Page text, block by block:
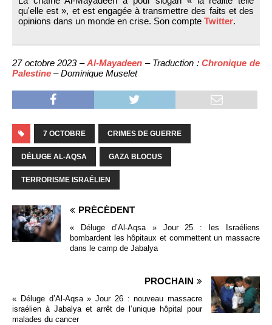
qu'elle est », et est engagée à transmettre des faits et des
opinions dans un monde en crise. Son compte Twitter.
27 octobre 2023 –Al-Mayadeen – Traduction :Chronique de
Palestine – Dominique Muselet
7 OCTOBRE CRIMES DE GUERRE
DÉLUGE AL-AQSA GAZA BLOCUS
TERRORISME ISRAÉLIEN
PRÉCÉDENT
« Déluge d’Al-Aqsa » Jour 25 : les Israéliens
bombardent les hôpitaux et commettent un massacre
dans le camp de Jabalya
PROCHAIN
« Déluge d’Al-Aqsa » Jour 26 : nouveau massacre
israélien à Jabalya et arrêt de l’unique hôpital pour
malades du cancer